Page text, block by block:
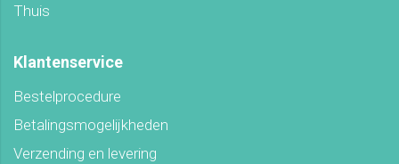
Thuis
Klantenservice
Bestelprocedure
Betalingsmogelijkheden
Verzending en levering